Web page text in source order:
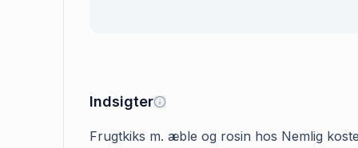
Indsigter
Frugtkiks m. æble og rosin hos Nemlig